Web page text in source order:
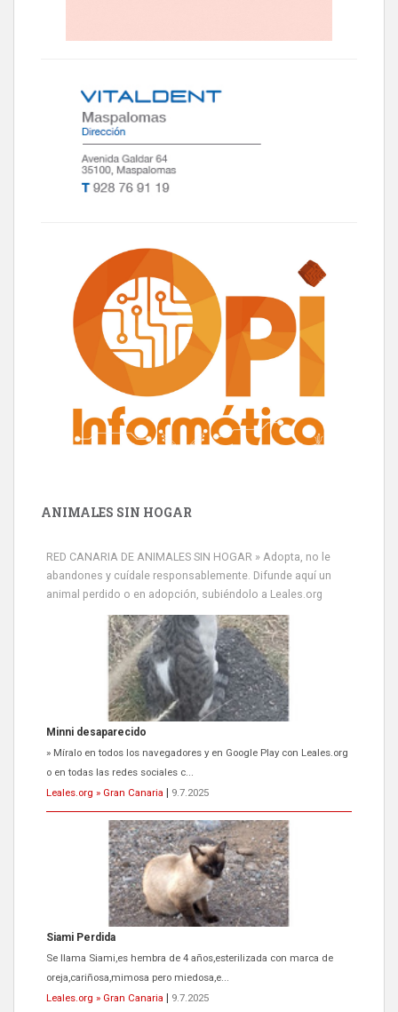
ANIMALES SIN HOGAR
RED CANARIA DE ANIMALES SIN HOGAR » Adopta, no le
abandones y cuídale responsablemente. Difunde aquí un
animal perdido o en adopción, subiéndolo a Leales.org
Minni desaparecido
» Míralo en todos los navegadores y en Google Play con Leales.org
o en todas las redes sociales c...
Leales.org » Gran Canaria
9.7.2025
Siami Perdida
Se llama Siami,es hembra de 4 años,esterilizada con marca de
oreja,cariñosa,mimosa pero miedosa,e...
Leales.org » Gran Canaria
9.7.2025